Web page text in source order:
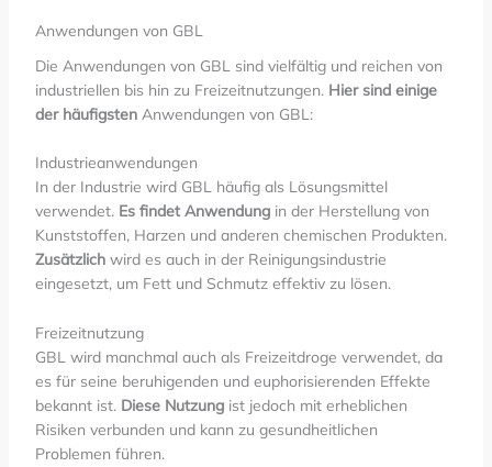
Anwendungen von GBL
Die Anwendungen von GBL sind vielfältig und reichen von
industriellen bis hin zu Freizeitnutzungen. Hier sind einige
der häufigstenAnwendungen von GBL:
Industrieanwendungen
In der Industrie wird GBL häufig als Lösungsmittel
verwendet. Es findet Anwendungin der Herstellung von
Kunststoffen, Harzen und anderen chemischen Produkten.
Zusätzlichwird es auch in der Reinigungsindustrie
eingesetzt, um Fett und Schmutz effektiv zu lösen.
Freizeitnutzung
GBL wird manchmal auch als Freizeitdroge verwendet, da
es für seine beruhigenden und euphorisierenden Effekte
bekannt ist. Diese Nutzungist jedoch mit erheblichen
Risiken verbunden und kann zu gesundheitlichen
Problemen führen.